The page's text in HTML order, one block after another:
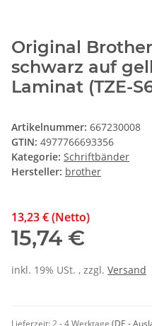
Original
schwarz auf
Laminat (TZE-
Artikelnummer: 667230008
GTIN: 4977766693356
Kategorie: Schriftbänder
Hersteller: brother
13,23 € (Netto)
15,74 €
inkl. 19% USt. , zzgl. Versand
Lieferzeit:2 - 4 Werktage (DE -